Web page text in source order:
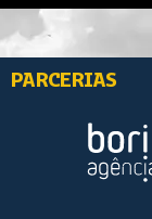
PARCERIAS